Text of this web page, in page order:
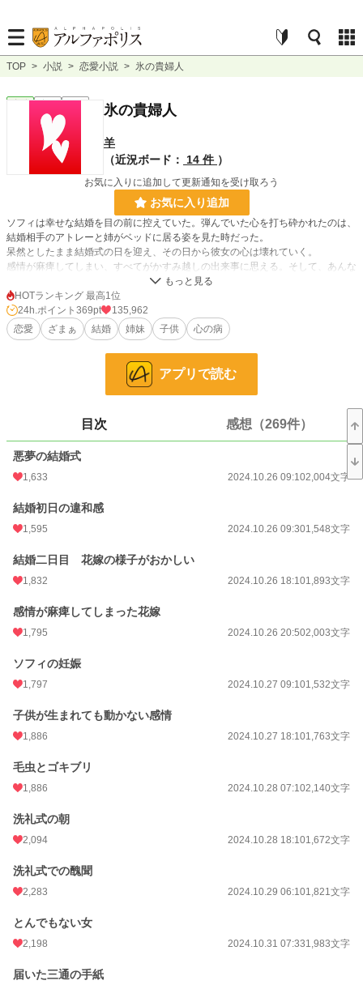
TOP > 小説 > 恋愛小説 > 氷の貴婦人
完結 長編 氷の貴婦人
羊
（近況ボード：
14 件 ）
お気に入りに追加して更新通知を受け取ろう
お気に入り追加
ソフィは幸せな結婚を目の前に控えていた。弾んでいた心を打ち砕かれたのは、
結婚相手のアトレーと姉がベッドに居る姿を見た時だった。
呆然としたまま結婚式の日を迎え、その日から彼女の心は壊れていく。
感情が麻痺してしまい、すべてがかすみ越しの出来事に思える。そして、あんな
に好きだったアトレーを見ると吐き気をもよおすようになった。
毒の強めなお話で、大人向けテイストです。
1,928 位 / 66,365 件
369 pt
文字数 132,691
初回公開日時 2024.10.26 07:51
年間ポイント
累計ポイント 4,493,002 pt (920 位)
HOTランキング 最高1位
24h.ポイント 369pt
135,962
恋愛
ざまぁ 結婚 姉妹 子供 心の病
アプリで読む
目次 感想（269件）
悪夢の結婚式
1,633 2024.10.26 09:102,004文字
結婚初日の違和感
1,595 2024.10.26 09:301,548文字
結婚二日目 花嫁の様子がおかしい
1,832 2024.10.26 18:101,893文字
感情が麻痺してしまった花嫁
1,795 2024.10.26 20:502,003文字
ソフィの妊娠
1,797 2024.10.27 09:101,532文字
子供が生まれても動かない感情
1,886 2024.10.27 18:101,763文字
毛虫とゴキブリ
1,886 2024.10.28 07:102,140文字
洗礼式の朝
2,094 2024.10.28 18:101,672文字
洗礼式での醜聞
2,283 2024.10.29 06:101,821文字
とんでもない女
2,198 2024.10.31 07:331,983文字
届いた三通の手紙